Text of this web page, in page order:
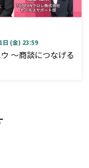
日 (金) 23:59
～商談につなげる